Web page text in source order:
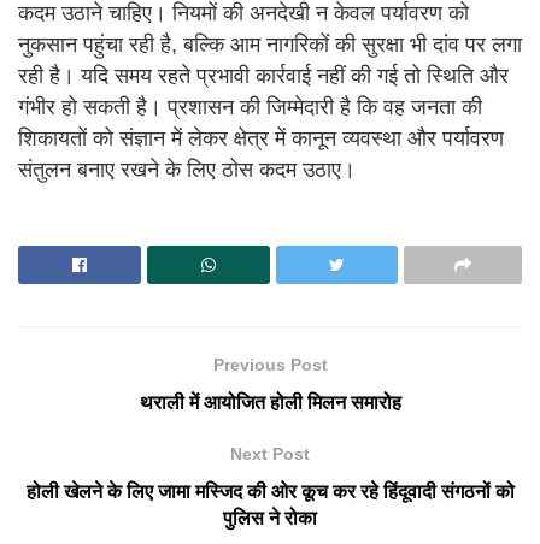
कदम उठाने चाहिए। नियमों की अनदेखी न केवल पर्यावरण को
नुकसान पहुंचा रही है, बल्कि आम नागरिकों की सुरक्षा भी दांव पर लगा
रही है। यदि समय रहते प्रभावी कार्रवाई नहीं की गई तो स्थिति और
गंभीर हो सकती है। प्रशासन की जिम्मेदारी है कि वह जनता की
शिकायतों को संज्ञान में लेकर क्षेत्र में कानून व्यवस्था और पर्यावरण
संतुलन बनाए रखने के लिए ठोस कदम उठाए।
Previous Post
थराली में आयोजित होली मिलन समारोह
Next Post
होली खेलने के लिए जामा मस्जिद की ओर कूच कर रहे हिंदूवादी संगठनों को
पुलिस ने रोका